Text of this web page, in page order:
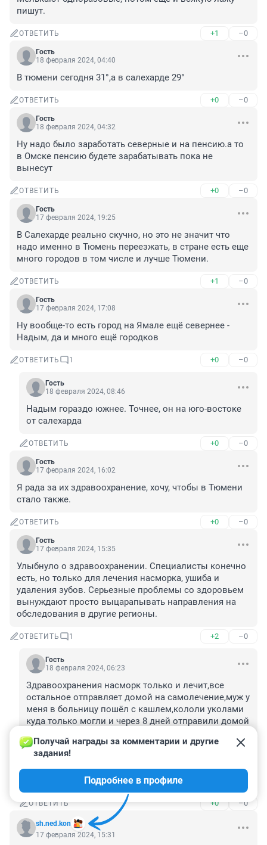
пишут.
ОТВЕТИТЬ +1 –0
Гость
18 февраля 2024, 04:40
В тюмени сегодня 31°,а в салехарде 29°
ОТВЕТИТЬ +0 –0
Гость
18 февраля 2024, 04:32
Ну надо было заработать северные и на пенсию.а то
в Омске пенсию будете зарабатывать пока не
вынесут
ОТВЕТИТЬ +0 –0
Гость
17 февраля 2024, 19:25
В Салехарде реально скучно, но это не значит что
надо именно в Тюмень переезжать, в стране есть еще
много городов в том числе и лучше Тюмени.
ОТВЕТИТЬ +1 –0
Гость
17 февраля 2024, 17:08
Ну вообще-то есть город на Ямале ещё севернее -
Надым, да и много ещё городков
ОТВЕТИТЬ 1 +0 –0
Гость
18 февраля 2024, 08:46
Надым гораздо южнее. Точнее, он на юго-востоке
от салехарда
ОТВЕТИТЬ +0 –0
Гость
17 февраля 2024, 16:02
Я рада за их здравоохранение, хочу, чтобы в Тюмени
стало также.
ОТВЕТИТЬ +0 –0
Гость
17 февраля 2024, 15:35
Улыбнуло о здравоохранении. Специалисты конечно
есть, но только для лечения насморка, ушиба и
удаления зубов. Серьезные проблемы со здоровьем
вынуждают просто выцарапывать направления на
обследования в другие регионы.
ОТВЕТИТЬ 1 +2 –0
Гость
18 февраля 2024, 06:23
Здравоохранения насморк только и лечит,все
остальное отправляет домой на самолечение,муж у
меня в больницу пошёл с кашлем,кололи уколами
куда только могли и через 8 дней отправили домой
целители,после целителей умерь дед 72 года мог
наверное ещё пожить,а в аптеках цены загнули на
лекарство,озверели цены аптекари и
правительство ну врачи тоже
ОТВЕТИТЬ +0 –0
sh.ned.kon
Получай награды за комментарии и другие
задания!
Подробнее в профиле
17 февраля 2024, 15:31